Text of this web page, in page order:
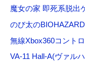
魔女の家 即死系脱出
のび太のBIOHAZARD
無線Xbox360コント
VA-11 Hall-A(ヴァル